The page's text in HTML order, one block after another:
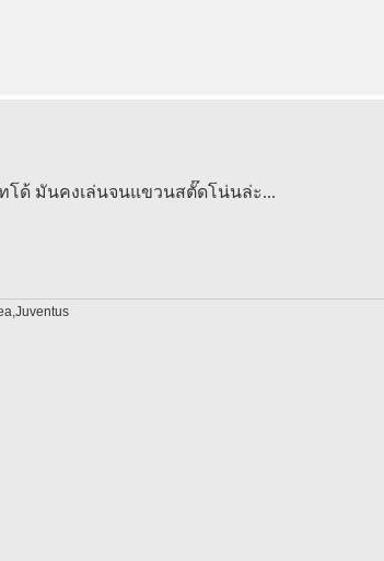
โด้ มันคงเล่นจนแขวนสตั๊ดโน่นล่ะ...